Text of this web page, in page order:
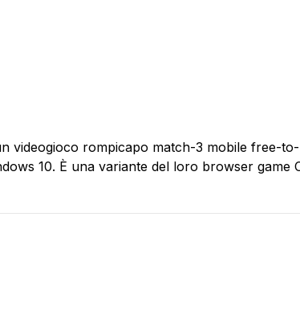
videogioco rompicapo match-3 mobile free-
10. È una variante del loro browser game